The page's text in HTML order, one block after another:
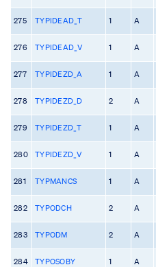
275 TYPIDEAD_T 1 A
276 TYPIDEAD_V 1 A
277 TYPIDEZD_A 1 A
278 TYPIDEZD_D 2 A
279 TYPIDEZD_T 1 A
280 TYPIDEZD_V 1 A
281 TYPMANCS 1 A
282 TYPODCH 2 A
283 TYPODM 2 A
284 TYPOSOBY 1 A